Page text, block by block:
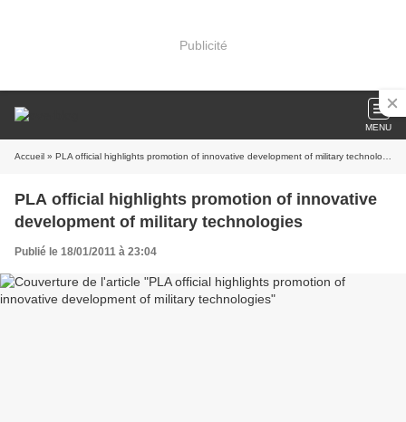
Publicité
MENU
Accueil » PLA official highlights promotion of innovative development of military technologies
PLA official highlights promotion of innovative
development of military technologies
Publié le 18/01/2011 à 23:04